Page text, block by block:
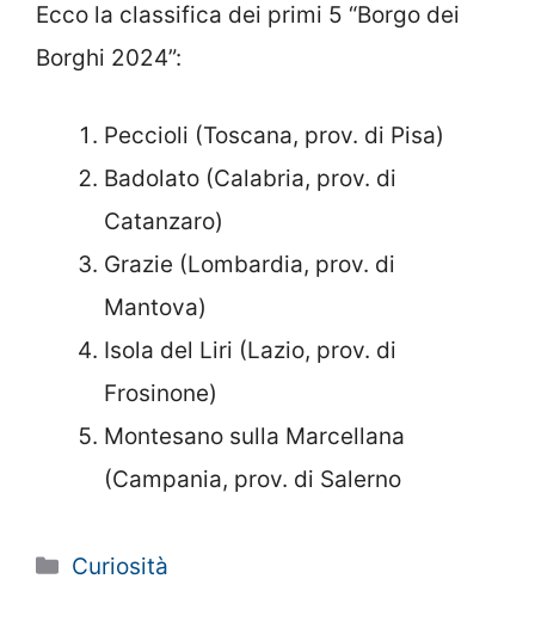
Ecco la classifica dei primi 5 “Borgo dei
Borghi 2024”:
Peccioli (Toscana, prov. di Pisa)
Badolato (Calabria, prov. di
Catanzaro)
Grazie (Lombardia, prov. di
Mantova)
Isola del Liri (Lazio, prov. di
Frosinone)
Montesano sulla Marcellana
(Campania, prov. di Salerno
Categorie
Curiosità